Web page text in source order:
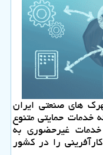
های صنعتی ایران
خدمات حمایتی متنوع
خدمات غیرحضوری به
را در كشور